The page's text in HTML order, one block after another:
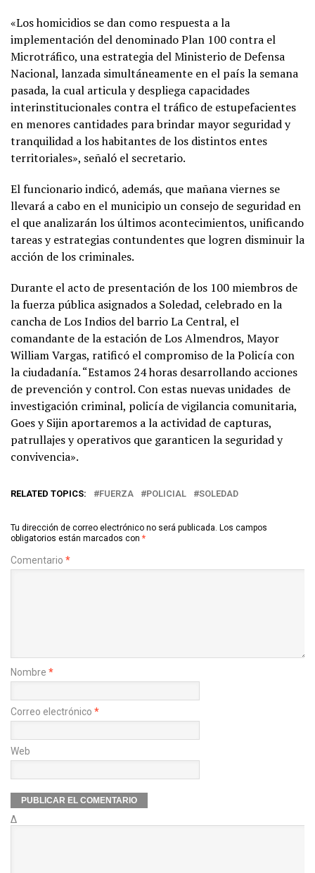
«Los homicidios se dan como respuesta a la
implementación del denominado Plan 100 contra el
Microtráfico, una estrategia del Ministerio de Defensa
Nacional, lanzada simultáneamente en el país la semana
pasada, la cual articula y despliega capacidades
interinstitucionales contra el tráfico de estupefacientes
en menores cantidades para brindar mayor seguridad y
tranquilidad a los habitantes de los distintos entes
territoriales», señaló el secretario.
El funcionario indicó, además, que mañana viernes se
llevará a cabo en el municipio un consejo de seguridad en
el que analizarán los últimos acontecimientos, unificando
tareas y estrategias contundentes que logren disminuir la
acción de los criminales.
Durante el acto de presentación de los 100 miembros de
la fuerza pública asignados a Soledad, celebrado en la
cancha de Los Indios del barrio La Central, el
comandante de la estación de Los Almendros, Mayor
William Vargas, ratificó el compromiso de la Policía con
la ciudadanía. “Estamos 24 horas desarrollando acciones
de prevención y control. Con estas nuevas unidades de
investigación criminal, policía de vigilancia comunitaria,
Goes y Sijin aportaremos a la actividad de capturas,
patrullajes y operativos que garanticen la seguridad y
convivencia».
RELATED TOPICS: FUERZA POLICIAL SOLEDAD
Tu dirección de correo electrónico no será publicada. Los campos
obligatorios están marcados con *
Comentario *
Nombre *
Correo electrónico *
Web
Δ